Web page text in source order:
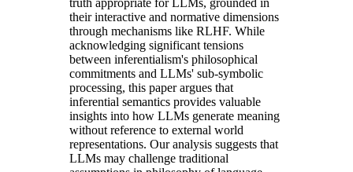
their interactive and normative dimensions
through mechanisms like RLHF. While
acknowledging significant tensions
between inferentialism's philosophical
commitments and LLMs' sub-symbolic
processing, this paper argues that
inferential semantics provides valuable
insights into how LLMs generate meaning
without reference to external world
representations. Our analysis suggests that
LLMs may challenge traditional